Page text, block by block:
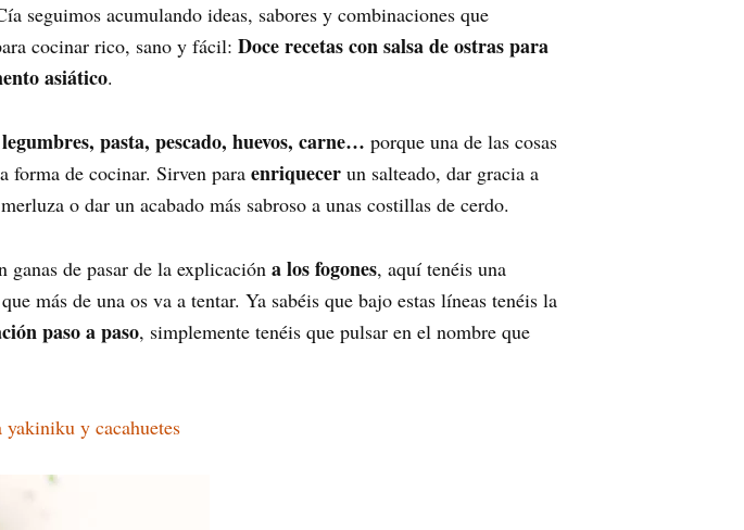
seguimos acumulando ideas, sabores y combinaciones que
cocinar rico, sano y fácil: Doce recetas con salsa de ostras para
asiático.
pasta, pescado, huevos, carne… porque una de las cosas
forma de cocinar. Sirven para enriquecer un salteado, dar gracia a
o dar un acabado más sabroso a unas costillas de cerdo.
ganas de pasar de la explicación a los fogones, aquí tenéis una
más de una os va a tentar. Ya sabéis que bajo estas líneas tenéis la
paso a paso, simplemente tenéis que pulsar en el nombre que
y cacahuetes